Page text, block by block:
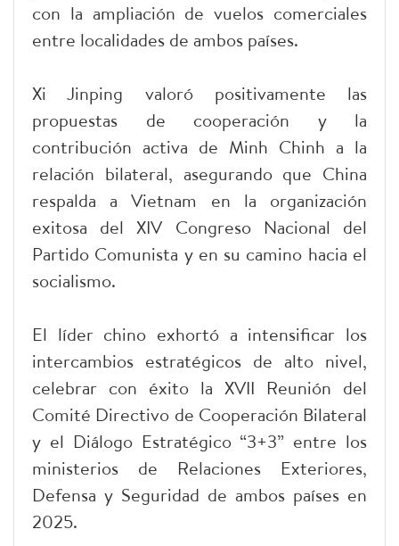
con la ampliación de vuelos comerciales
entre localidades de ambos países.
Xi Jinping valoró positivamente las
propuestas de cooperación y la
contribución activa de Minh Chinh a la
relación bilateral, asegurando que China
respalda a Vietnam en la organización
exitosa del XIV Congreso Nacional del
Partido Comunista y en su camino hacia el
socialismo.
El líder chino exhortó a intensificar los
intercambios estratégicos de alto nivel,
celebrar con éxito la XVII Reunión del
Comité Directivo de Cooperación Bilateral
y el Diálogo Estratégico “3+3” entre los
ministerios de Relaciones Exteriores,
Defensa y Seguridad de ambos países en
2025.